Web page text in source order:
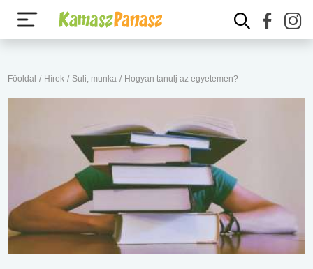
Főoldal / Hírek / Suli, munka / Hogyan tanulj az egyetemen?